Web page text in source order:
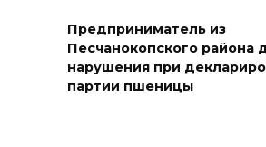
Развитие спорта на
06 августа 2026 18:27
Предприниматель из
Песчанокопского района
нарушения при
партии пшеницы